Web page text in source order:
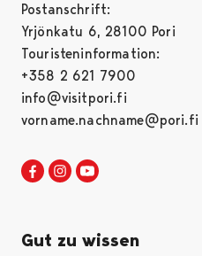
Postanschrift:
Yrjönkatu 6, 28100 Pori
Touristeninformation:
+358 2 621 7900
info@visitpori.fi
vorname.nachname@pori.fi
Visit Pori in Facebook
Opens in a new tab
Visit Pori in Instagram
Opens in a new tab
Gut zu wissen